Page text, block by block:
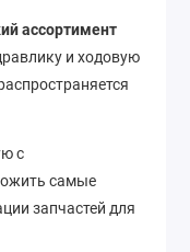
ассортимент
и ходовую
с
самые
запчастей для